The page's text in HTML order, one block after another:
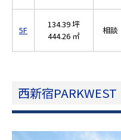
5F
134.39 坪
444.26 ㎡
相談
西新宿PARKWEST